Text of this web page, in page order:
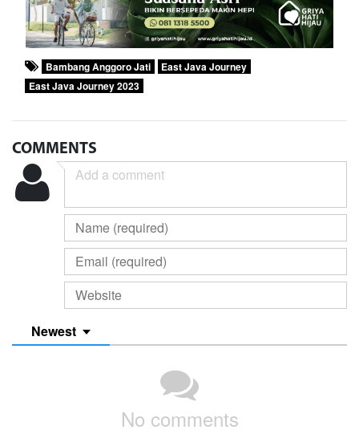
Bambang Anggoro Jati
East Java Journey
East Java Journey 2023
COMMENTS
Newest
No comments